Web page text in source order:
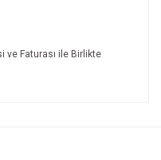
ve Faturası ile Birlikte